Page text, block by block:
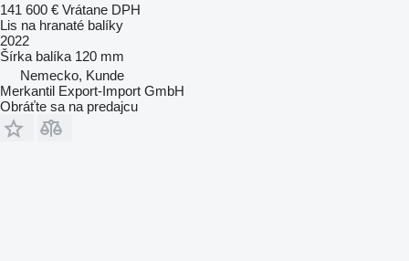
141 600 € Vrátane DPH
Lis na hranaté balíky
2022
Šírka balíka 120 mm
Nemecko, Kunde
Merkantil Export-Import GmbH
Obráťte sa na predajcu